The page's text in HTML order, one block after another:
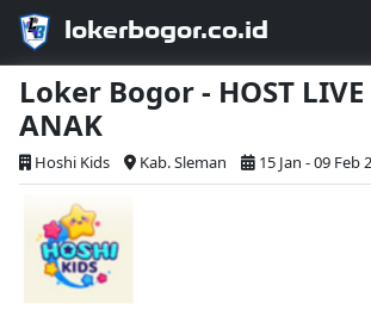
lokerbogor.co.id
Loker Bogor - HOST LIVE
ANAK
Hoshi Kids Kab. Sleman 15 Jan - 09 Feb